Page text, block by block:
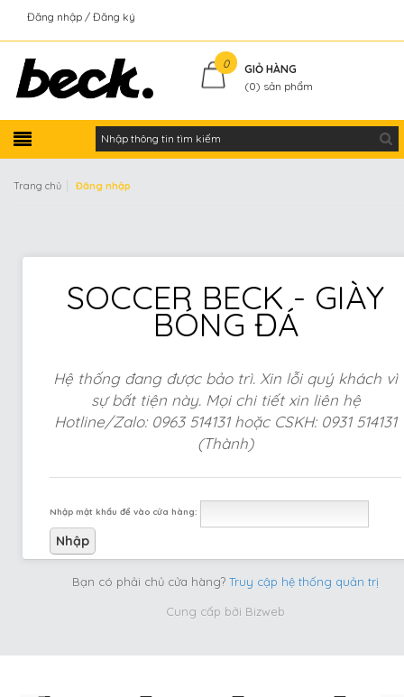
Đăng nhập Đăng ký
0
GIỎ HÀNG
(0) sản phẩm
Trang chủ Đăng nhập
SOCCER BECK - GIÀY
BÓNG ĐÁ
Hệ thống đang được bảo trì. Xin lỗi quý khách vì
sự bất tiện này. Mọi chi tiết xin liên hệ
Hotline/Zalo: 0963 514131 hoặc CSKH: 0931 514131
(Thành)
Nhập mật khẩu để vào cửa hàng:
Bạn có phải chủ cửa hàng? Truy cập hệ thống quản trị
Cung cấp bởi Bizweb